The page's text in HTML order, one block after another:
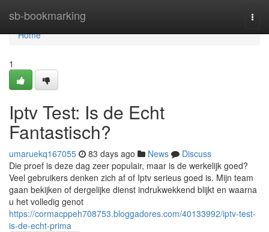
sb-bookmarking
Home
Home
1
Iptv Test: Is de Echt
Fantastisch?
umaruekq167055 83 days ago News
Discuss
Die proef is deze dag zeer populair, maar is de werkelijk goed?
Veel gebruikers denken zich af of Iptv serieus goed is. Mijn team
gaan bekijken of dergelijke dienst indrukwekkend blijkt en waarna
u het volledig genot
https://cormacppeh708753.bloggadores.com/40133992/iptv-test-
is-de-echt-prima